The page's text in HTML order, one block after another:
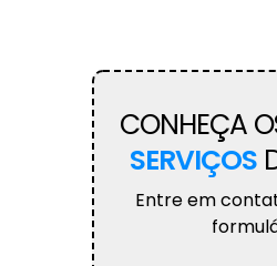
CONHEÇA
SERVIÇOS
Entre em